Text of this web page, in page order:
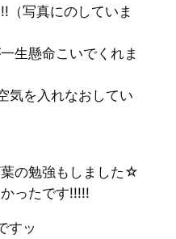
（写真にのしていま
生懸命こいでくれま
気を入れなおしてい
の勉強もしました☆
ったです!!!!!
すッ